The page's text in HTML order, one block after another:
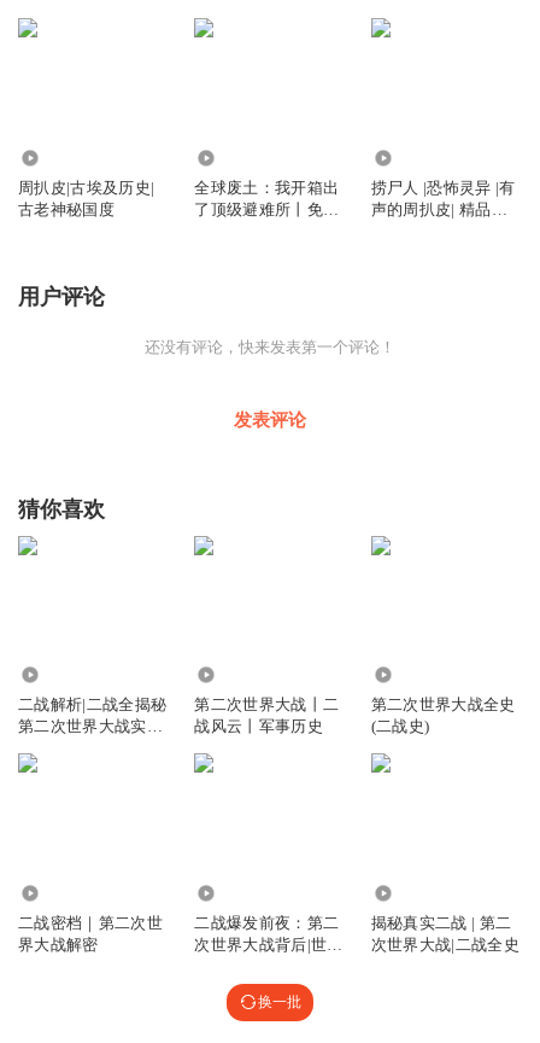
周扒皮|古埃及历史|
古老神秘国度
全球废土：我开箱出
了顶级避难所丨免费
捞尸人 |恐怖灵异 |有
声的周扒皮| 精品免
用户评论
还没有评论，快来发表第一个评论！
发表评论
猜你喜欢
二战解析|二战全揭秘
第二次世界大战实录
第二次世界大战丨二
战风云丨军事历史
第二次世界大战全史
(二战史)
二战密档｜第二次世
界大战解密
二战爆发前夜：第二
次世界大战背后|世界
揭秘真实二战 | 第二
次世界大战|二战全史
换一批